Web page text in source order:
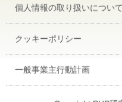
個人情報の取り扱いについて
クッキーポリシー
一般事業主行動計画